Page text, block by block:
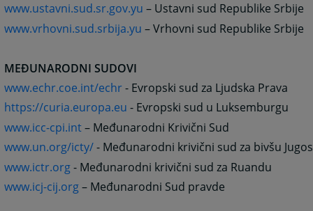
www.ustavni.sud.sr.gov.yu – Ustavni sud Republike Srbije
www.vrhovni.sud.srbija.yu – Vrhovni sud Republike Srbije
MEĐUNARODNI SUDOVI
www.echr.coe.int/echr- Evropski sud za Ljudska Prava
https://curia.europa.eu - Evropski sud u Luksemburgu
www.icc-cpi.int– Međunarodni Krivični Sud
www.un.org/icty/- Međunarodni krivični sud za bivšu
www.ictr.org- Međunarodni krivični sud za Ruandu
www.icj-cij.org– Međunarodni Sud pravde